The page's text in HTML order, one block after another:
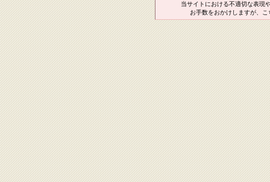
当サイトにおける不適切な表現
お手数をおかけしますが、こ